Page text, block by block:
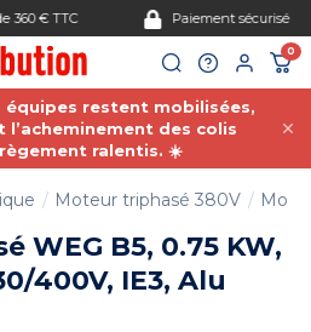
0
restent mobilisées,
des colis
ralentis. ☀️
Moteur triphasé 380V
WEG B5, 0.75 KW,
400V, IE3, Alu